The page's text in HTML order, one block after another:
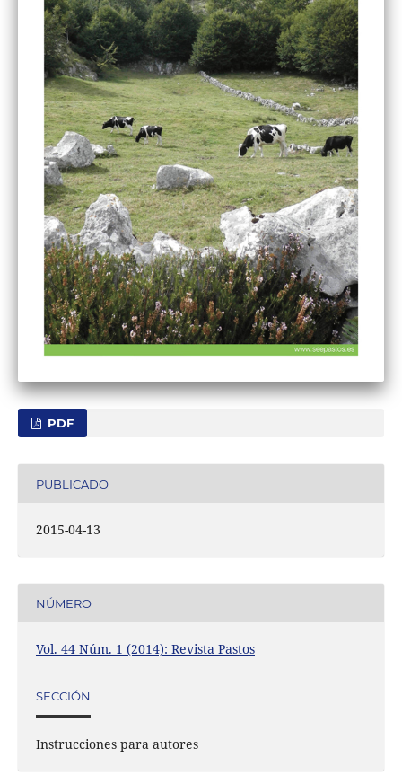
PDF
PUBLICADO
2015-04-13
NÚMERO
Vol. 44 Núm. 1 (2014): Revista Pastos
SECCIÓN
Instrucciones para autores